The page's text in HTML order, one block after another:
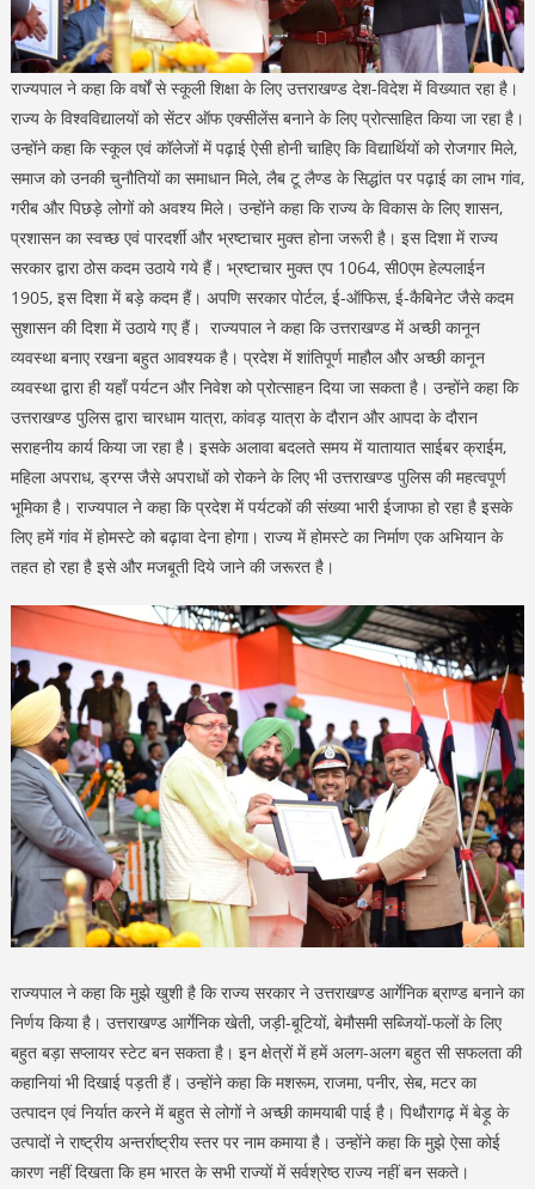
राज्यपाल ने कहा कि वर्षों से स्कूली शिक्षा के लिए उत्तराखण्ड देश-विदेश में विख्यात रहा है।
राज्य के विश्वविद्यालयों को सेंटर ऑफ एक्सीलेंस बनाने के लिए प्रोत्साहित किया जा रहा है।
उन्होंने कहा कि स्कूल एवं कॉलेजों में पढ़ाई ऐसी होनी चाहिए कि विद्यार्थियों को रोजगार मिले,
समाज को उनकी चुनौतियों का समाधान मिले, लैब टू लैण्ड के सिद्धांत पर पढ़ाई का लाभ गांव,
गरीब और पिछड़े लोगों को अवश्य मिले। उन्होंने कहा कि राज्य के विकास के लिए शासन,
प्रशासन का स्वच्छ एवं पारदर्शी और भ्रष्टाचार मुक्त होना जरूरी है। इस दिशा में राज्य
सरकार द्वारा ठोस कदम उठाये गये हैं। भ्रष्टाचार मुक्त एप 1064, सी0एम हेल्पलाईन
1905, इस दिशा में बड़े कदम हैं। अपणि सरकार पोर्टल, ई-ऑफिस, ई-कैबिनेट जैसे कदम
सुशासन की दिशा में उठाये गए हैं। राज्यपाल ने कहा कि उत्तराखण्ड में अच्छी कानून
व्यवस्था बनाए रखना बहुत आवश्यक है। प्रदेश में शांतिपूर्ण माहौल और अच्छी कानून
व्यवस्था द्वारा ही यहाँ पर्यटन और निवेश को प्रोत्साहन दिया जा सकता है। उन्होंने कहा कि
उत्तराखण्ड पुलिस द्वारा चारधाम यात्रा, कांवड़ यात्रा के दौरान और आपदा के दौरान
सराहनीय कार्य किया जा रहा है। इसके अलावा बदलते समय में यातायात साईबर क्राईम,
महिला अपराध, ड्रग्स जैसे अपराधों को रोकने के लिए भी उत्तराखण्ड पुलिस की महत्वपूर्ण
भूमिका है। राज्यपाल ने कहा कि प्रदेश में पर्यटकों की संख्या भारी ईजाफा हो रहा है इसके
लिए हमें गांव में होमस्टे को बढ़ावा देना होगा। राज्य में होमस्टे का निर्माण एक अभियान के
तहत हो रहा है इसे और मजबूती दिये जाने की जरूरत है।
राज्यपाल ने कहा कि मुझे खुशी है कि राज्य सरकार ने उत्तराखण्ड आर्गेनिक ब्राण्ड बनाने का
निर्णय किया है। उत्तराखण्ड आर्गेनिक खेती, जड़ी-बूटियों, बेमौसमी सब्जियों-फलों के लिए
बहुत बड़ा सप्लायर स्टेट बन सकता है। इन क्षेत्रों में हमें अलग-अलग बहुत सी सफलता की
कहानियां भी दिखाई पड़ती हैं। उन्होंने कहा कि मशरूम, राजमा, पनीर, सेब, मटर का
उत्पादन एवं निर्यात करने में बहुत से लोगों ने अच्छी कामयाबी पाई है। पिथौरागढ़ में बेड़ू के
उत्पादों ने राष्ट्रीय अन्तर्राष्ट्रीय स्तर पर नाम कमाया है। उन्होंने कहा कि मुझे ऐसा कोई
कारण नहीं दिखता कि हम भारत के सभी राज्यों में सर्वश्रेष्ठ राज्य नहीं बन सकते।